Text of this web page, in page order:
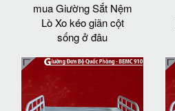
mua Giường Sắt Nệm
Lò Xo kéo giãn cột
sống ở đâu